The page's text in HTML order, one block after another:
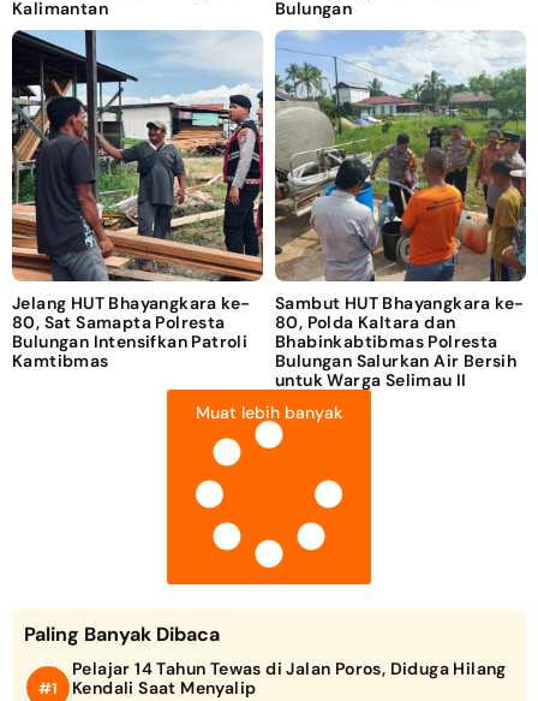
Kalimantan
Bulungan
Jelang HUT Bhayangkara ke-
80, Sat Samapta Polresta
Bulungan Intensifkan Patroli
Kamtibmas
Sambut HUT Bhayangkara ke-
80, Polda Kaltara dan
Bhabinkabtibmas Polresta
Bulungan Salurkan Air Bersih
untuk Warga Selimau II
Muat lebih banyak
Paling Banyak Dibaca
Pelajar 14 Tahun Tewas di Jalan Poros, Diduga Hilang
Kendali Saat Menyalip